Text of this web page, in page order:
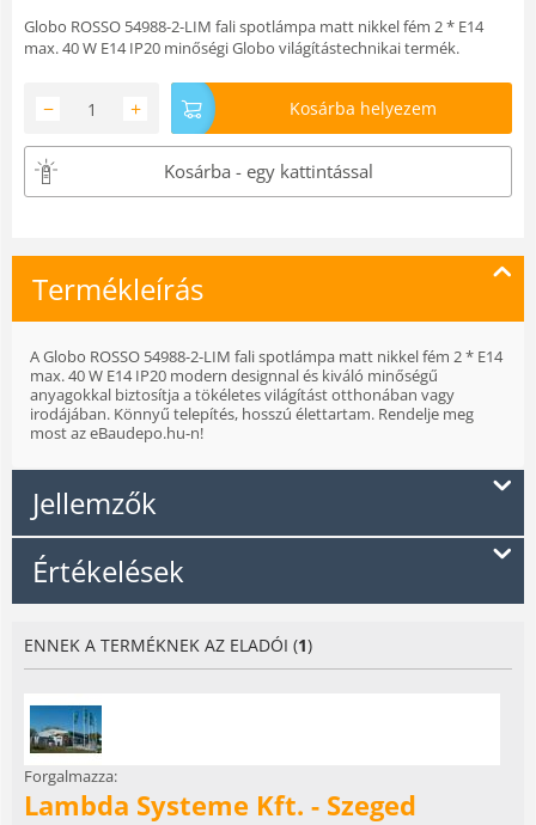
Globo ROSSO 54988-2-LIM fali spotlámpa matt nikkel fém 2 * E14
max. 40 W E14 IP20 minőségi Globo világítástechnikai termék.
+
− Kosárba helyezem
Kosárba - egy kattintással
Termékleírás
A Globo ROSSO 54988-2-LIM fali spotlámpa matt nikkel fém 2 * E14
max. 40 W E14 IP20 modern designnal és kiváló minőségű
anyagokkal biztosítja a tökéletes világítást otthonában vagy
irodájában. Könnyű telepítés, hosszú élettartam. Rendelje meg
most az eBaudepo.hu-n!
Jellemzők
Értékelések
ENNEK A TERMÉKNEK AZ ELADÓI (1)
Forgalmazza:
Lambda Systeme Kft. - Szeged